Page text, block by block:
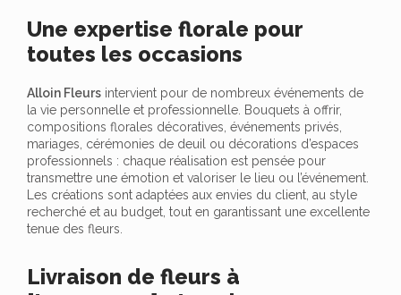
Une expertise florale pour
toutes les occasions
Alloin Fleurs intervient pour de nombreux événements de
la vie personnelle et professionnelle. Bouquets à offrir,
compositions florales décoratives, événements privés,
mariages, cérémonies de deuil ou décorations d’espaces
professionnels : chaque réalisation est pensée pour
transmettre une émotion et valoriser le lieu ou l’événement.
Les créations sont adaptées aux envies du client, au style
recherché et au budget, tout en garantissant une excellente
tenue des fleurs.
Livraison de fleurs à